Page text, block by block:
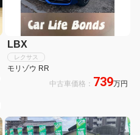
LBX
レクサス
モリゾウ RR
中古車価格： 739万円